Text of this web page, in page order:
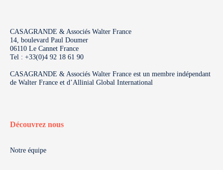
CASAGRANDE & Associés Walter France
14, boulevard Paul Doumer
06110 Le Cannet France
Tel : +33(0)4 92 18 61 90
CASAGRANDE & Associés Walter France est un membre indépendant
de Walter France et d’Allinial Global International
Découvrez nous
Notre équipe